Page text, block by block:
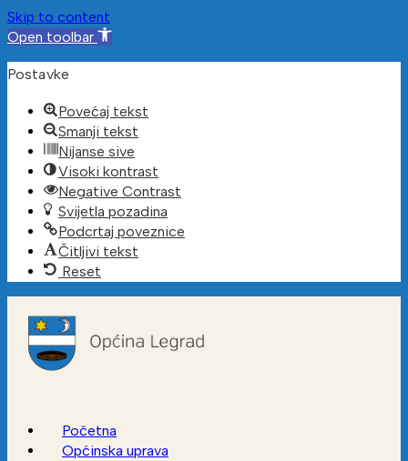
Skip to content
Open toolbar
Postavke
Povećaj tekst
Smanji tekst
Nijanse sive
Visoki kontrast
Negative Contrast
Svijetla pozadina
Podcrtaj poveznice
Čitljivi tekst
Reset
Početna
Općinska uprava